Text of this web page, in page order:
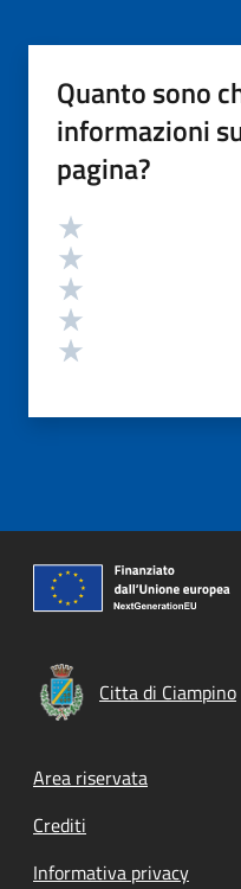
Quanto sono
informazioni
pagina?
Valutazione
Citta di Ciampino
Footer menu
Area riservata
Crediti
Informativa privacy